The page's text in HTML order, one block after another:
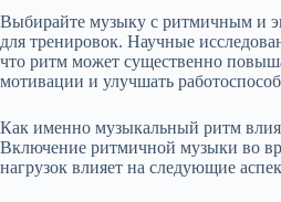
Выбирайте музыку с ритмичным и
для тренировок. Научные
что ритм может существенно
мотивации и улучшать
Как именно музыкальный ритм
Включение ритмичной музыки во
нагрузок влияет на следующие